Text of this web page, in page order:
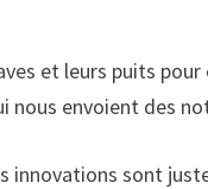
et leurs puits
nous envoient des
innovations sont